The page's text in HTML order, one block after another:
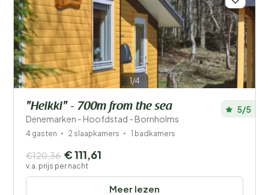
1/4
"Heikki" - 700m from the sea
Denemarken - Hoofdstad - Bornholms
5/5
4 gasten 2 slaapkamers 1 badkamers
Meer lezen
€120,36 € 111,61
v.a. prijs per nacht